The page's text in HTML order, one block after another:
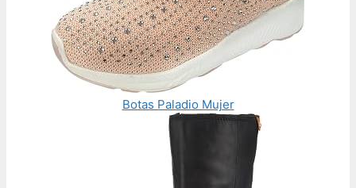
Botas Paladio Mujer